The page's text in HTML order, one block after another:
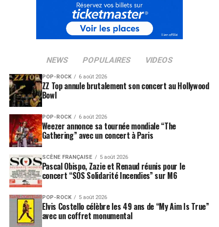
NEWS POPULAIRES VIDEOS
POP-ROCK 6 août 2026
ZZ Top annule brutalement son concert au Hollywood
Bowl
POP-ROCK 6 août 2026
Weezer annonce sa tournée mondiale “The
Gathering” avec un concert à Paris
SCÈNE FRANÇAISE 5 août 2026
Pascal Obispo, Zazie et Renaud réunis pour le
concert “SOS Solidarité Incendies” sur M6
POP-ROCK 5 août 2026
Elvis Costello célèbre les 49 ans de “My Aim Is True”
avec un coffret monumental